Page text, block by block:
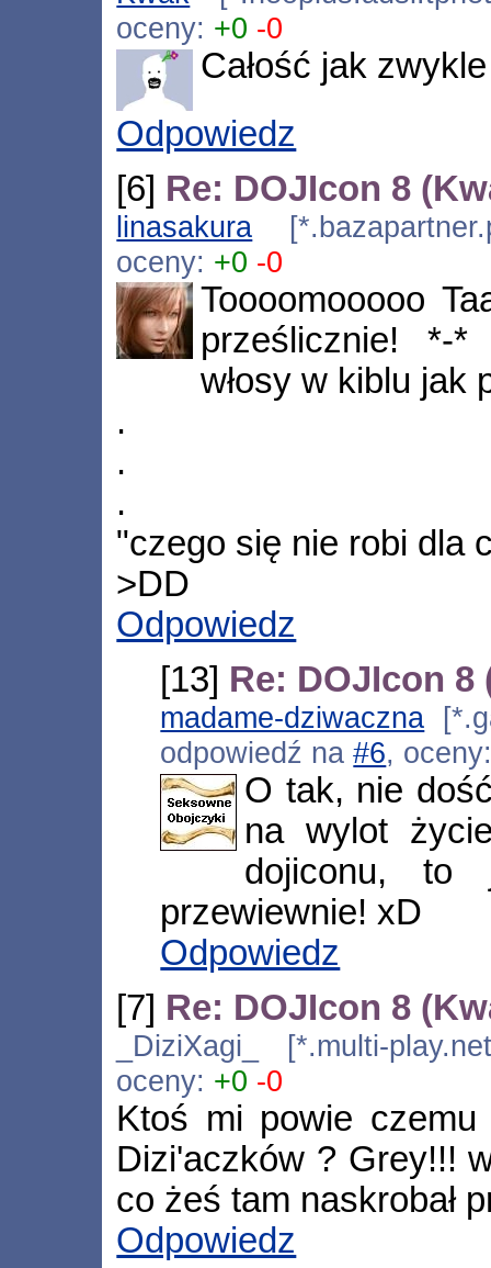
oceny: +0 -0
Całość jak
Odpowiedz
[6] Re: DOJIcon 8
linasakura
oceny: +0 -0
Toooomooooo
prześlicznie! *-*
włosy w kiblu jak
.
.
.
"czego się nie robi dla
>DD
Odpowiedz
[13] Re: DOJIcon 8
madame-dziwaczna
odpowiedź na#6,
O tak, nie
na wylot
dojiconu, to
przewiewnie! xD
Odpowiedz
[7] Re: DOJIcon 8
_DiziXagi_ [*.multi-
oceny: +0 -0
Ktoś mi powie
Dizi'aczków ? Grey!!!
co żeś tam naskrobał
Odpowiedz